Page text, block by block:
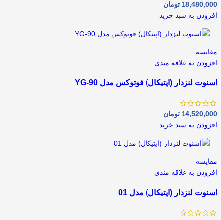
18,480,000 تومان
افزودن به سبد خرید
مقايسه
افزودن به علاقه مندی
اسنوت لنزدار (اپتیکال) فوتوکس مدل YG-90
14,520,000 تومان
افزودن به سبد خرید
مقايسه
افزودن به علاقه مندی
اسنوت لنزدار (اپتیکال) مدل 01